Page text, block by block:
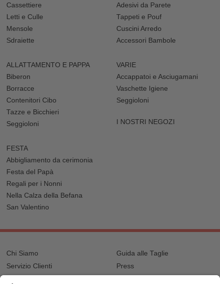
Cassettiere
Letti e Culle
Mensole
Sdraiette
Adesivi da Parete
Tappeti e Pouf
Cuscini Arredo
Accessori Bambole
ALLATTAMENTO E PAPPA
Biberon
Borracce
Contenitori Cibo
Tazze e Bicchieri
Seggioloni
VARIE
Accappatoi e Asciugamani
Vaschette Igiene
Seggioloni
I NOSTRI NEGOZI
FESTA
Abbigliamento da cerimonia
Festa del Papà
Regali per i Nonni
Nella Calza della Befana
San Valentino
Chi Siamo
Servizio Clienti
Guida alle Taglie
Press